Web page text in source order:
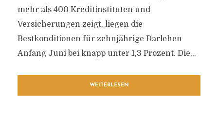
mehr als 400 Kreditinstituten und
Versicherungen zeigt, liegen die
Bestkonditionen für zehnjährige Darlehen
Anfang Juni bei knapp unter 1,3 Prozent. Die...
WEITERLESEN